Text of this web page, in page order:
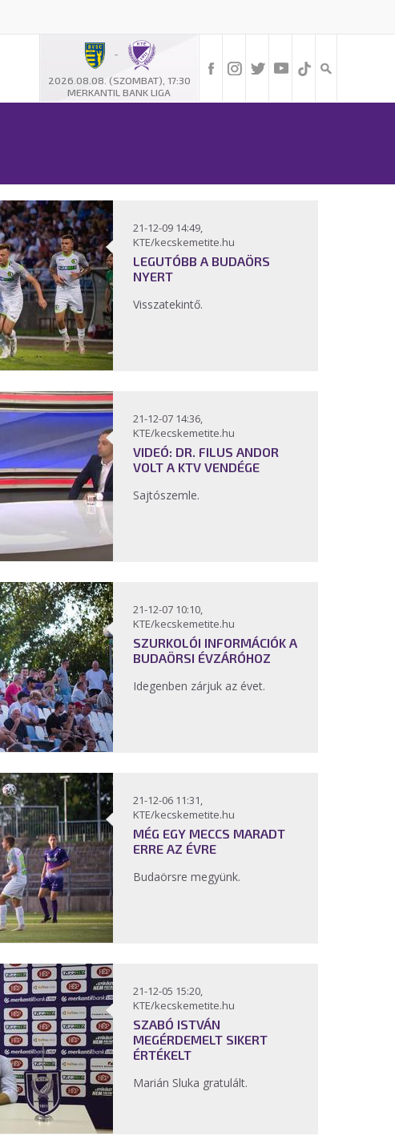
-
2026.08.08. (SZOMBAT), 17:30
MERKANTIL BANK LIGA
21-12-09 14:49,
KTE/kecskemetite.hu
LEGUTÓBB A BUDAÖRS
NYERT
Visszatekintő.
21-12-07 14:36,
KTE/kecskemetite.hu
VIDEÓ: DR. FILUS ANDOR
VOLT A KTV VENDÉGE
Sajtószemle.
21-12-07 10:10,
KTE/kecskemetite.hu
SZURKOLÓI INFORMÁCIÓK A
BUDAÖRSI ÉVZÁRÓHOZ
Idegenben zárjuk az évet.
21-12-06 11:31,
KTE/kecskemetite.hu
MÉG EGY MECCS MARADT
ERRE AZ ÉVRE
Budaörsre megyünk.
21-12-05 15:20,
KTE/kecskemetite.hu
SZABÓ ISTVÁN
MEGÉRDEMELT SIKERT
ÉRTÉKELT
Marián Sluka gratulált.